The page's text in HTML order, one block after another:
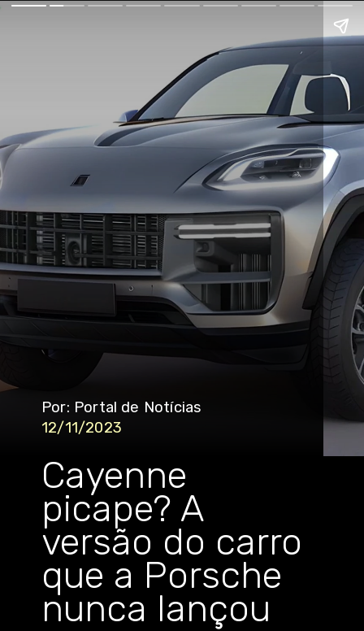
Por: Portal de Notícias
12/11/2023
Cayenne
picape? A
versão do carro
que a Porsche
nunca lançou